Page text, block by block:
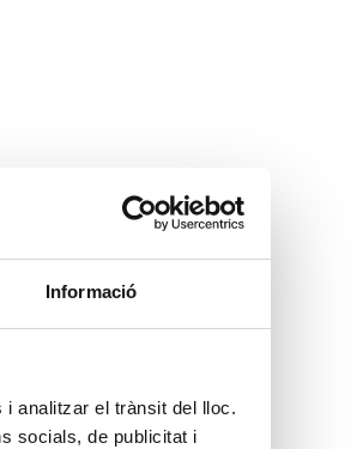
Informació
analitzar el trànsit del lloc.
socials, de publicitat i